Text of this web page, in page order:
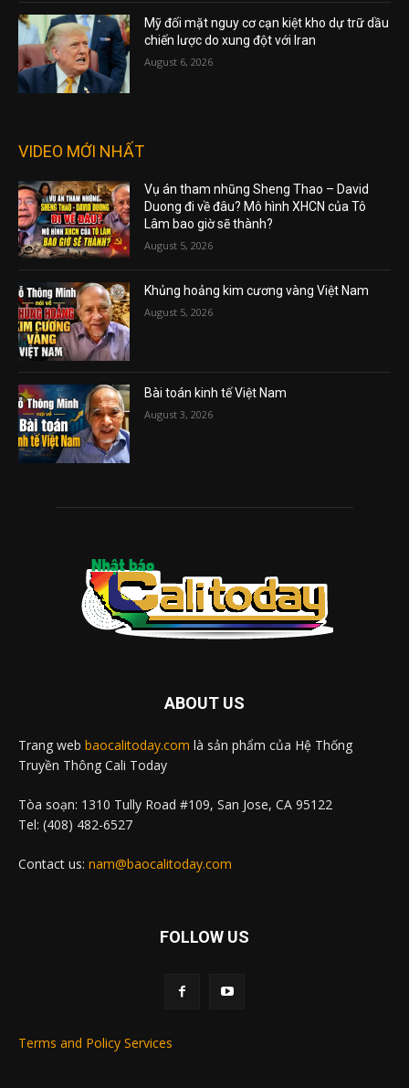
Mỹ đối mặt nguy cơ cạn kiệt kho dự trữ dầu
chiến lược do xung đột với Iran
August 6, 2026
VIDEO MỚI NHẤT
Vụ án tham nhũng Sheng Thao – David
Duong đi về đâu? Mô hình XHCN của Tô
Lâm bao giờ sẽ thành?
August 5, 2026
Khủng hoảng kim cương vàng Việt Nam
August 5, 2026
Bài toán kinh tế Việt Nam
August 3, 2026
ABOUT US
Trang web baocalitoday.com là sản phẩm của Hệ Thống
Truyền Thông Cali Today
Tòa soạn: 1310 Tully Road #109, San Jose, CA 95122
Tel: (408) 482-6527
Contact us: nam@baocalitoday.com
FOLLOW US
Terms and Policy Services